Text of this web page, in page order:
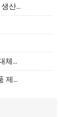
CNC Tech 국산 케이블 구성 요소 평가 및 대량 생산 적합성 가이드
JST 연결기- JST NSHR-02V-S 연결기 공정품|대체품 제공
JST 연결기 - JST GHR-09V-S 연결기 원본 제품 제공 | 대체품 제공